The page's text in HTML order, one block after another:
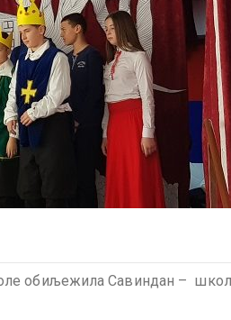
обиљежила Савиндан –